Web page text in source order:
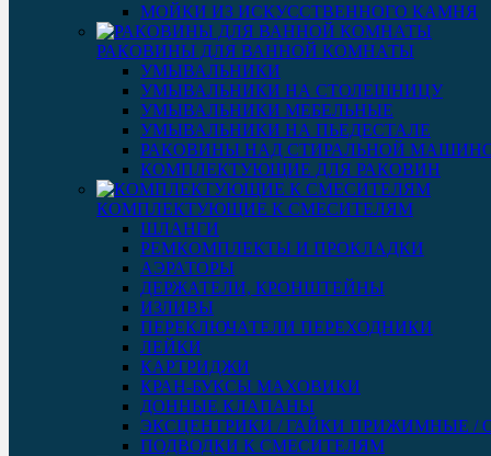
МОЙКИ ИЗ ИСКУССТВЕННОГО КАМНЯ
РАКОВИНЫ ДЛЯ ВАННОЙ КОМНАТЫ
УМЫВАЛЬНИКИ
УМЫВАЛЬНИКИ НА СТОЛЕШНИЦУ
УМЫВАЛЬНИКИ МЕБЕЛЬНЫЕ
УМЫВАЛЬНИКИ НА ПЬЕДЕСТАЛЕ
РАКОВИНЫ НАД СТИРАЛЬНОЙ
КОМПЛЕКТУЮЩИЕ ДЛЯ РАКОВИН
КОМПЛЕКТУЮЩИЕ К СМЕСИТЕЛЯМ
ШЛАНГИ
РЕМКОМПЛЕКТЫ И ПРОКЛАДКИ
АЭРАТОРЫ
ДЕРЖАТЕЛИ, КРОНШТЕЙНЫ
ИЗЛИВЫ
ПЕРЕКЛЮЧАТЕЛИ ПЕРЕХОДНИКИ
ЛЕЙКИ
КАРТРИДЖИ
КРАН-БУКСЫ МАХОВИКИ
ДОННЫЕ КЛАПАНЫ
ЭКСЦЕНТРИКИ / ГАЙКИ ПРИЖИМНЫЕ /
ПОДВОДКИ К СМЕСИТЕЛЯМ